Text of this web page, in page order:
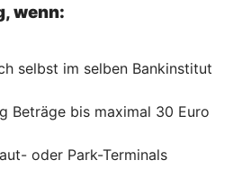
wenn:
selbst im selben Bankinstitut
Beträge bis maximal 30 Euro
oder Park-Terminals